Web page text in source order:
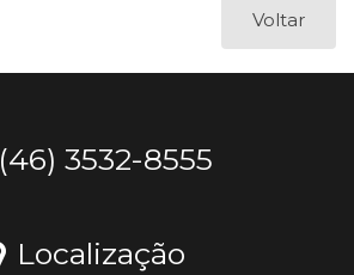
Voltar
(46) 3532-8555
Localização